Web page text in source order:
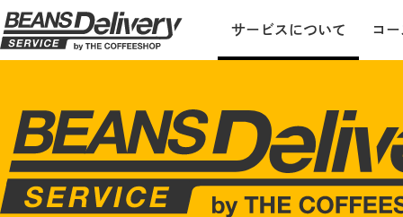
サービスについて コ